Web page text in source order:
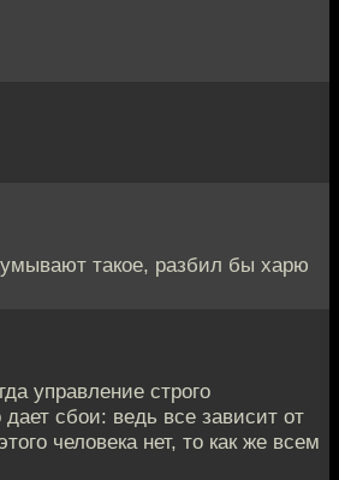
такое, разбил бы харю
управление строго
дает сбои: ведь все зависит от
человека нет, то как же всем